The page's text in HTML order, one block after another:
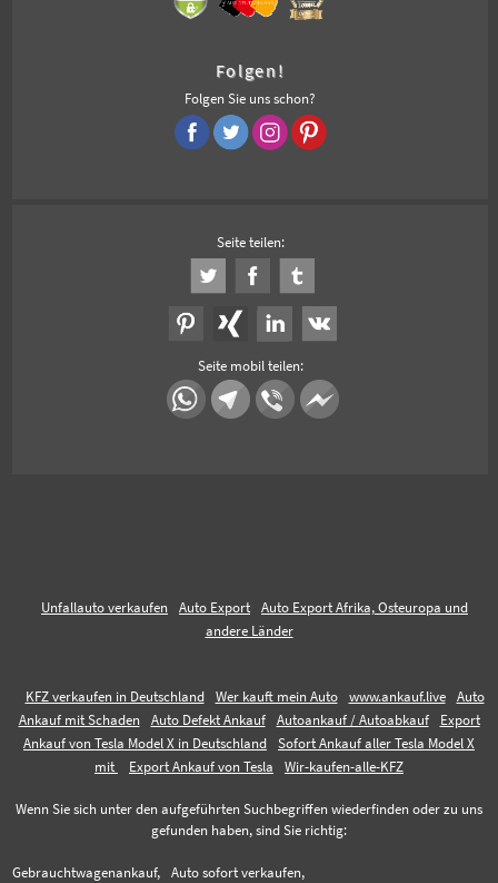
Folgen!
Folgen Sie uns schon?
Seite teilen:
Seite mobil teilen:
Unfallauto verkaufen Auto Export
Auto Export Afrika, Osteuropa und
andere Länder
KFZ verkaufen in Deutschland Wer kauft mein Auto www.ankauf.live
Auto
Ankauf mit Schaden
Auto Defekt Ankauf Autoankauf / Autoabkauf
Export
Ankauf von Tesla Model X in Deutschland
Sofort Ankauf aller Tesla Model X
mit
Export Ankauf von Tesla Wir-kaufen-alle-KFZ
Wenn Sie sich unter den aufgeführten Suchbegriffen wiederfinden oder zu uns
gefunden haben, sind Sie richtig:
Gebrauchtwagenankauf, Auto sofort verkaufen,